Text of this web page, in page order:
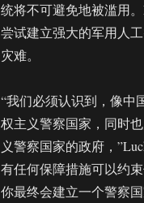
统将不可避免地被滥用
尝试建立强大的军用人
灾难。
“我们必须认识到，像中
权主义警察国家，同时
义警察国家的政府，
有任何保障措施可以约
你最终会建立一个警察